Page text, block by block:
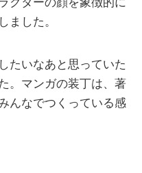
ました。
たいなあと思っていた
。マンガの装丁は、著
んなでつくっている感